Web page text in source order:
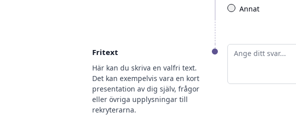
Annat
Fritext
Här kan du skriva en valfri text.
Det kan exempelvis vara en kort
presentation av dig själv, frågor
eller övriga upplysningar till
rekryterarna.